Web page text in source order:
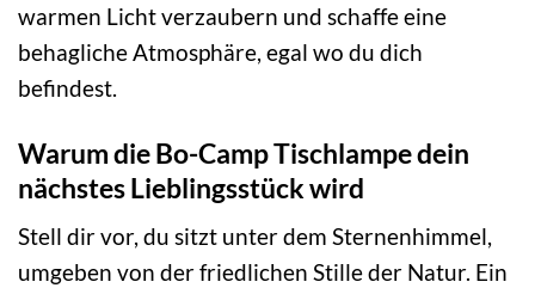
warmen Licht verzaubern und schaffe eine
behagliche Atmosphäre, egal wo du dich
befindest.
Warum die Bo-Camp Tischlampe dein
nächstes Lieblingsstück wird
Stell dir vor, du sitzt unter dem Sternenhimmel,
umgeben von der friedlichen Stille der Natur. Ein